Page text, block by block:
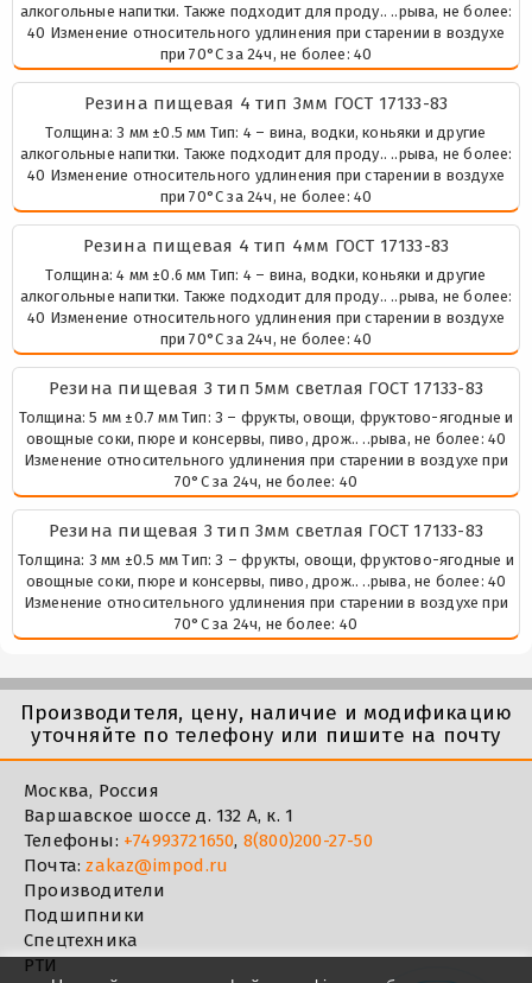
алкогольные напитки. Также подходит для проду.. ..рыва, не более:
40 Изменение относительного удлинения при старении в воздухе
при 70°С за 24ч, не более: 40
Резина пищевая 4 тип 3мм ГОСТ 17133-83
Толщина: 3 мм ±0.5 мм Тип: 4 – вина, водки, коньяки и другие
алкогольные напитки. Также подходит для проду.. ..рыва, не более:
40 Изменение относительного удлинения при старении в воздухе
при 70°С за 24ч, не более: 40
Резина пищевая 4 тип 4мм ГОСТ 17133-83
Толщина: 4 мм ±0.6 мм Тип: 4 – вина, водки, коньяки и другие
алкогольные напитки. Также подходит для проду.. ..рыва, не более:
40 Изменение относительного удлинения при старении в воздухе
при 70°С за 24ч, не более: 40
Резина пищевая 3 тип 5мм светлая ГОСТ 17133-83
Толщина: 5 мм ±0.7 мм Тип: 3 – фрукты, овощи, фруктово-ягодные и
овощные соки, пюре и консервы, пиво, дрож.. ..рыва, не более: 40
Изменение относительного удлинения при старении в воздухе при
70°С за 24ч, не более: 40
Резина пищевая 3 тип 3мм светлая ГОСТ 17133-83
Толщина: 3 мм ±0.5 мм Тип: 3 – фрукты, овощи, фруктово-ягодные и
овощные соки, пюре и консервы, пиво, дрож.. ..рыва, не более: 40
Изменение относительного удлинения при старении в воздухе при
70°С за 24ч, не более: 40
Производителя, цену, наличие и модификацию
уточняйте по телефону или пишите на почту
Москва, Россия
Варшавское шоссе д. 132 А, к. 1
Телефоны: +74993721650, 8(800)200-27-50
Почта:zakaz@impod.ru
Производители
Подшипники
Спецтехника
РТИ